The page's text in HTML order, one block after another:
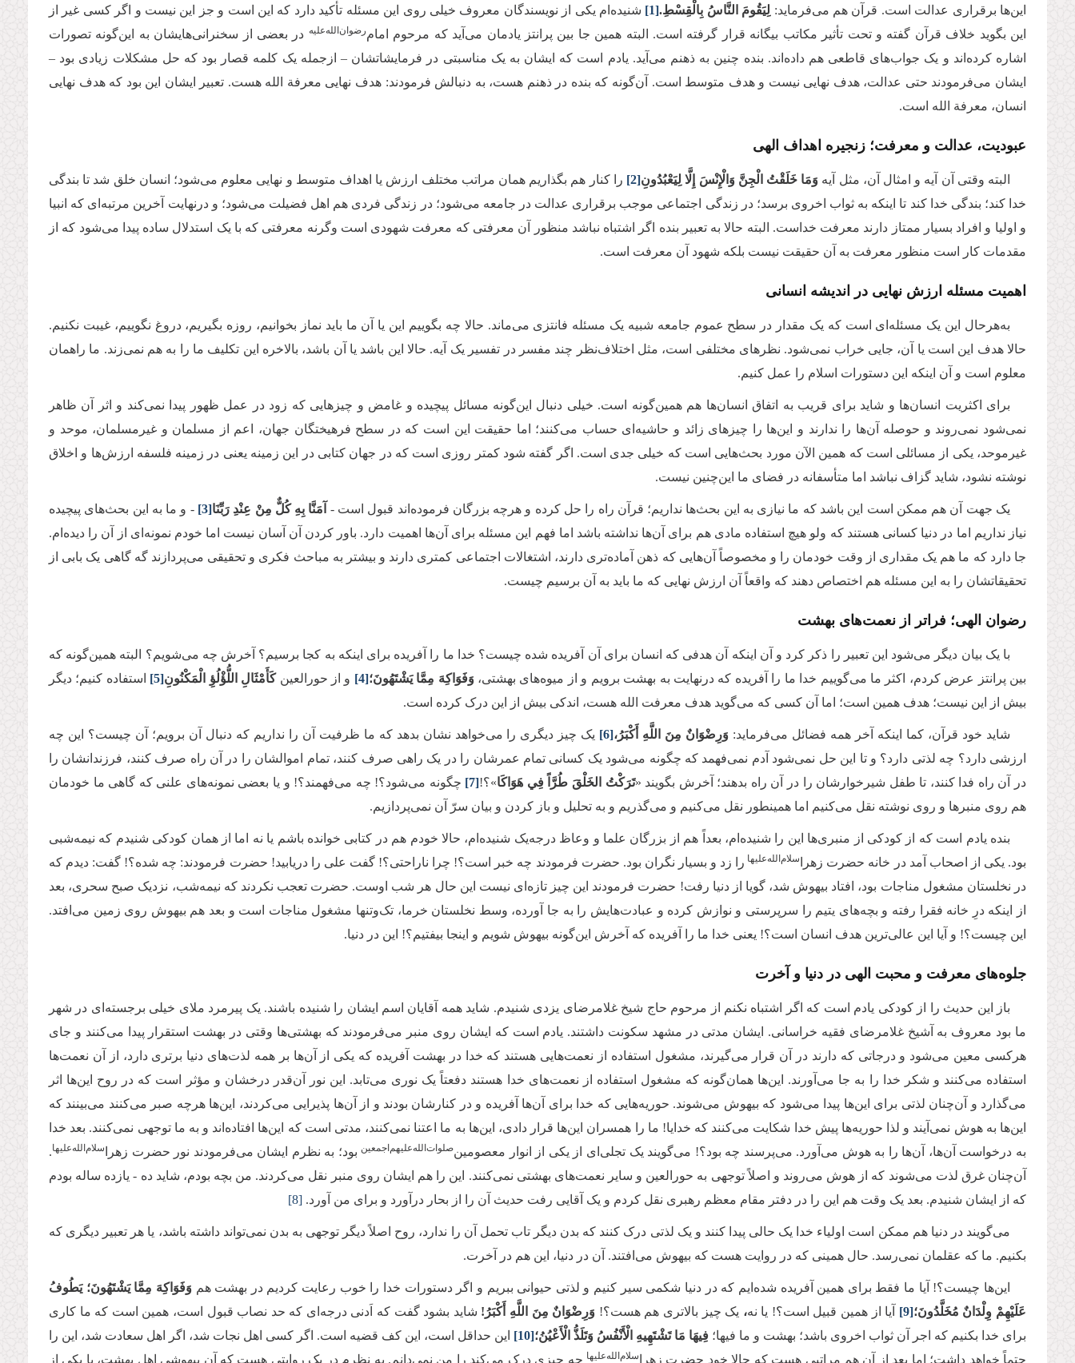
این‌ها برقراری عدالت است. قرآن هم می‌فرماید: لِيَقُومَ النَّاسُ بِالْقِسْطِ.[1] شنیده‌ام یکی از نویسندگان معروف خیلی روی این مسئله تأکید دارد که این است و جز این نیست و اگر کسی غیر از
این بگوید خلاف قرآن گفته و تحت تأثیر مکاتب بیگانه قرار گرفته است. البته همین جا بین پرانتز یادمان می‌آید که مرحوم امام‌رضوان‌‌الله‌‌علیه در بعضی از سخنرانی‌هایشان به این‌گونه تصورات
اشاره کرده‌اند و یک جواب‌های قاطعی هم داده‌اند. بنده چنین به ذهنم می‌آید. یادم است که ایشان به یک مناسبتی در فرمایشاتشان – ازجمله یک کلمه قصار بود که حل مشکلات زیادی بود –
ایشان می‌فرمودند حتی عدالت، هدف نهایی نیست و هدف متوسط است. آن‌گونه که بنده در ذهنم هست، به دنبالش فرمودند: هدف نهایی معرفة الله هست. تعبیر ایشان این بود که هدف نهایی
انسان، معرفة الله است.
عبودیت، عدالت و معرفت؛ زنجیره اهداف الهی
البته وقتی آن آیه و امثال آن، مثل آیه وَمَا خَلَقْتُ الْجِنَّ وَالْإِنْسَ إِلَّا لِيَعْبُدُونِ[2] را کنار هم بگذاریم همان مراتب مختلف ارزش یا اهداف متوسط و نهایی معلوم می‌شود؛ انسان خلق شد تا بندگی
خدا کند؛ بندگی خدا کند تا اینکه به ثواب اخروی برسد؛ در زندگی اجتماعی موجب برقراری عدالت در جامعه می‌شود؛ در زندگی فردی هم اهل فضیلت می‌شود؛ و درنهایت آخرین مرتبه‌ای که انبیا
و اولیا و افراد بسیار ممتاز دارند معرفت خداست. البته حالا به تعبیر بنده اگر اشتباه نباشد منظور آن معرفتی که معرفت شهودی است وگرنه معرفتی که با یک استدلال ساده پیدا می‌شود که از
مقدمات کار است منظور معرفت به آن حقیقت نیست بلکه شهود آن معرفت است.
اهمیت مسئله ارزش نهایی در اندیشه انسانی
به‌هرحال این یک مسئله‌ای است که یک مقدار در سطح عموم جامعه شبیه یک مسئله فانتزی می‌ماند. حالا چه بگوییم این یا آن ما باید نماز بخوانیم، روزه بگیریم، دروغ نگوییم، غیبت نکنیم.
حالا هدف این است یا آن، جایی خراب نمی‌شود. نظرهای مختلفی است، مثل اختلاف‌نظر چند مفسر در تفسیر یک آیه. حالا این باشد یا آن باشد، بالاخره این تکلیف ما را به هم نمی‌زند. ما راهمان
معلوم است و آن اینکه این دستورات اسلام را عمل کنیم.
برای اکثریت انسان‌ها و شاید برای قریب به اتفاق انسان‌ها هم همین‌گونه است. خیلی دنبال این‌گونه مسائل پیچیده و غامض و چیزهایی که زود در عمل ظهور پیدا نمی‌کند و اثر آن ظاهر
نمی‌شود نمی‌روند و حوصله آن‌ها را ندارند و این‌ها را چیزهای زائد و حاشیه‌ای حساب می‌کنند؛ اما حقیقت این است که در سطح فرهیختگان جهان، اعم از مسلمان و غیرمسلمان، موحد و
غیرموحد، یکی از مسائلی است که همین الآن مورد بحث‌هایی است که خیلی جدی است. اگر گفته شود کمتر روزی است که در جهان کتابی در این زمینه یعنی در زمینه فلسفه ارزش‌ها و اخلاق
نوشته نشود، شاید گزاف نباشد اما متأسفانه در فضای ما این‌چنین نیست.
یک جهت آن هم ممکن است این باشد که ما نیازی به این بحث‌ها نداریم؛ قرآن راه را حل کرده و هرچه بزرگان فرموده‌اند قبول است - آمَنَّا بِهِ كُلٌّ مِنْ عِنْدِ رَبِّنَا[3] - و ما به این بحث‌های پیچیده
نیاز نداریم اما در دنیا کسانی هستند که ولو هیچ استفاده مادی هم برای آن‌ها نداشته باشد اما فهم این مسئله برای آن‌ها اهمیت دارد. باور کردن آن آسان نیست اما خودم نمونه‌ای از آن را دیده‌ام.
جا دارد که ما هم یک مقداری از وقت خودمان را و مخصوصاً آن‌هایی که ذهن آماده‌تری دارند، اشتغالات اجتماعی کمتری دارند و بیشتر به مباحث فکری و تحقیقی می‌پردازند گه گاهی یک بابی از
تحقیقاتشان را به این مسئله هم اختصاص دهند که واقعاً آن ارزش نهایی که ما باید به آن برسیم چیست.
رضوان الهی؛ فراتر از نعمت‌های بهشت
با یک بیان دیگر می‌شود این تعبیر را ذکر کرد و آن اینکه آن هدفی که انسان برای آن آفریده شده چیست؟ خدا ما را آفریده برای اینکه به کجا برسیم؟ آخرش چه می‌شویم؟ البته همین‌گونه که
بین پرانتز عرض کردم، اکثر ما می‌گوییم خدا ما را آفریده که درنهایت به بهشت برویم و از میوه‌های بهشتی،وَفَوَاكِهَ مِمَّا يَشْتَهُونَ؛[4] و از حورالعینكَأَمْثَالِ اللُّؤْلُؤِ الْمَكْنُونِ[5] استفاده کنیم؛ دیگر
بیش از این نیست؛ هدف همین است؛ اما آن کسی که می‌گوید هدف معرفت الله هست، اندکی بیش از این درک کرده است.
شاید خود قرآن، کما اینکه آخر همه فضائل می‌فرماید: وَرِضْوَانٌ مِنَ اللَّهِ أَكْبَرُ،[6] یک چیز دیگری را می‌خواهد نشان بدهد که ما ظرفیت آن را نداریم که دنبال آن برویم؛ آن چیست؟ این چه
ارزشی دارد؟ چه لذتی دارد؟ و تا این حل نمی‌شود آدم نمی‌فهمد که چگونه می‌شود یک کسانی تمام عمرشان را در یک راهی صرف کنند، تمام اموالشان را در آن راه صرف کنند، فرزندانشان را
در آن راه فدا کنند، تا طفل شیرخوارشان را در آن راه بدهند؛ آخرش بگویند «تَرَكْتُ الخَلْقَ طُرَّاً فِي هَوَاكَا»؟![7] چگونه می‌شود؟! چه می‌فهمند؟! و یا بعضی نمونه‌های علنی که گاهی ما خودمان
هم روی منبرها و روی نوشته نقل می‌کنیم اما همینطور نقل می‌کنیم و می‌گذریم و به تحلیل و باز کردن و بیان سرّ آن نمی‌پردازیم.
بنده یادم است که از کودکی از منبری‌ها این را شنیده‌ام، بعداً هم از بزرگان علما و وعاظ درجه‌یک شنیده‌ام، حالا خودم هم در کتابی خوانده باشم یا نه اما از همان کودکی شنیدم که نیمه‌شبی
بود. یکی از اصحاب آمد در خانه حضرت زهرا
سلام‌‌الله‌‌عليها را زد و بسیار نگران بود. حضرت فرمودند چه خبر است؟! چرا ناراحتی؟! گفت علی را دریابید! حضرت فرمودند: چه شده؟! گفت: دیدم که
در نخلستان مشغول مناجات بود، افتاد بیهوش شد، گویا از دنیا رفت! حضرت فرمودند این چیز تازه‌ای نیست این حال هر شب اوست. حضرت تعجب نکردند که نیمه‌شب، نزدیک صبح سحری، بعد
از اینکه درِ خانه فقرا رفته و بچه‌های یتیم را سرپرستی و نوازش کرده و عبادت‌هایش را به جا آورده، وسط نخلستان خرما، تک‌وتنها مشغول مناجات است و بعد هم بیهوش روی زمین می‌افتد.
این چیست؟! و آیا این عالی‌ترین هدف انسان است؟! یعنی خدا ما را آفریده که آخرش این‌گونه بیهوش شویم و اینجا بیفتیم؟! این در دنیا.
جلوه‌های معرفت و محبت الهی در دنیا و آخرت
باز این حدیث را از کودکی یادم است که اگر اشتباه نکنم از مرحوم حاج شیخ غلامرضای یزدی شنیدم. شاید همه آقایان اسم ایشان را شنیده باشند. یک پیرمرد ملای خیلی برجسته‌ای در شهر
ما بود معروف به آشیخ غلامرضای فقیه خراسانی. ایشان مدتی در مشهد سکونت داشتند. یادم است که ایشان روی منبر می‌فرمودند که بهشتی‌ها وقتی در بهشت استقرار پیدا می‌کنند و جای
هرکسی معین می‌شود و درجاتی که دارند در آن قرار می‌گیرند، مشغول استفاده از نعمت‌هایی هستند که خدا در بهشت آفریده که یکی از آن‌ها بر همه لذت‌های دنیا برتری دارد، از آن نعمت‌ها
استفاده می‌کنند و شکر خدا را به جا می‌آورند. این‌ها همان‌گونه که مشغول استفاده از نعمت‌های خدا هستند دفعتاً یک نوری می‌تابد. این نور آن‌قدر درخشان و مؤثر است که در روح این‌ها اثر
می‌گذارد و آن‌چنان لذتی برای این‌ها پیدا می‌شود که بیهوش می‌شوند. حوریه‌هایی که خدا برای آن‌ها آفریده و در کنارشان بودند و از آن‌ها پذیرایی می‌کردند، این‌ها هرچه صبر می‌کنند می‌بینند که
این‌ها به هوش نمی‌آیند و لذا حوریه‌ها پیش خدا شکایت می‌کنند که خدایا! ما را همسران این‌ها قرار دادی، این‌ها به ما اعتنا نمی‌کنند، مدتی است که این‌ها افتاده‌اند و به ما توجهی نمی‌کنند. بعد خدا
به درخواست آن‌ها، آن‌ها را به هوش می‌آورد. می‌پرسند چه بود؟! می‌گویند یک تجلی‌ای از یکی از انوار معصومین‌صلوات‌‌الله‌‌عليهم‌‌اجمعين بود؛ به نظرم ایشان می‌فرمودند نور حضرت زهرا سلام‌‌الله‌‌عليها.
آن‌چنان غرق لذت می‌شوند که از هوش می‌روند و اصلاً توجهی به حورالعین و سایر نعمت‌های بهشتی نمی‌کنند. این را هم ایشان روی منبر نقل می‌کردند. من بچه بودم، شاید ده - یازده ساله بودم
که از ایشان شنیدم. بعد یک وقت هم این را در دفتر مقام معظم رهبری نقل کردم و یک آقایی رفت حدیث آن را از بحار درآورد و برای من آورد. [8]
می‌گویند در دنیا هم ممکن است اولیاء خدا یک حالی پیدا کنند و یک لذتی درک کنند که بدن دیگر تاب تحمل آن را ندارد، روح اصلاً دیگر توجهی به بدن نمی‌تواند داشته باشد، یا هر تعبیر دیگری که
بکنیم. ما که عقلمان نمی‌رسد. حال همینی که در روایت هست که بیهوش می‌افتند. آن در دنیا، این هم در آخرت.
این‌ها چیست؟! آیا ما فقط برای همین آفریده شده‌ایم که در دنیا شکمی سیر کنیم و لذتی حیوانی ببریم و اگر دستورات خدا را خوب رعایت کردیم در بهشت هموَفَوَاكِهَ مِمَّا يَشْتَهُونَ؛ يَطُوفُ
عَلَيْهِمْ وِلْدَانٌ مُخَلَّدُونَ؛[9] آیا از همین قبیل است؟! یا نه، یک چیز بالاتری ‌‌هم هست؟! وَرِضْوَانٌ مِنَ اللَّهِ أَكْبَرُ! ‌‌شاید بشود گفت که اَدنی درجه‌ای که حد نصاب قبول است، همین است که ما کاری
برای خدا بکنیم که اجر آن ثواب اخروی باشد؛ بهشت و ما فیها؛ فِيهَا مَا تَشْتَهِيهِ الْأَنْفُسُ وَتَلَذُّ الْأَعْيُنُ؛[10] این حداقل است، این کف قضیه است. اگر کسی اهل نجات شد، اگر اهل سعادت شد، این را
حتماً خواهد داشت؛ اما بعد از آن هم مراتبی هست که حالا خود حضرت زهرا
سلام‌‌الله‌‌عليها چه چیزی درک می‌کند را من نمی‌دانم. به نظرم در یک روایتی هست که آن بیهوشی اهل بهشت، یا یکی از